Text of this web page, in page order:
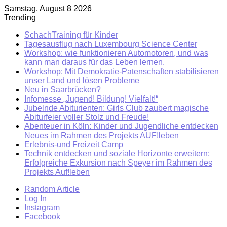
Samstag, August 8 2026
Trending
SchachTraining für Kinder
Tagesausflug nach Luxembourg Science Center
Workshop: wie funktionieren Automotoren, und was
kann man daraus für das Leben lernen.
Workshop: Mit Demokratie-Patenschaften stabilisieren
unser Land und lösen Probleme
Neu in Saarbrücken?
Infomesse „Jugend! Bildung! Vielfalt!“
Jubelnde Abiturienten: Girls Club zaubert magische
Abiturfeier voller Stolz und Freude!
Abenteuer in Köln: Kinder und Jugendliche entdecken
Neues im Rahmen des Projekts AUF!leben
Erlebnis-und Freizeit Camp
Technik entdecken und soziale Horizonte erweitern:
Erfolgreiche Exkursion nach Speyer im Rahmen des
Projekts Auf!leben
Random Article
Log In
Instagram
Facebook